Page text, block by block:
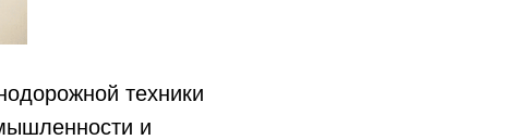
техники
и